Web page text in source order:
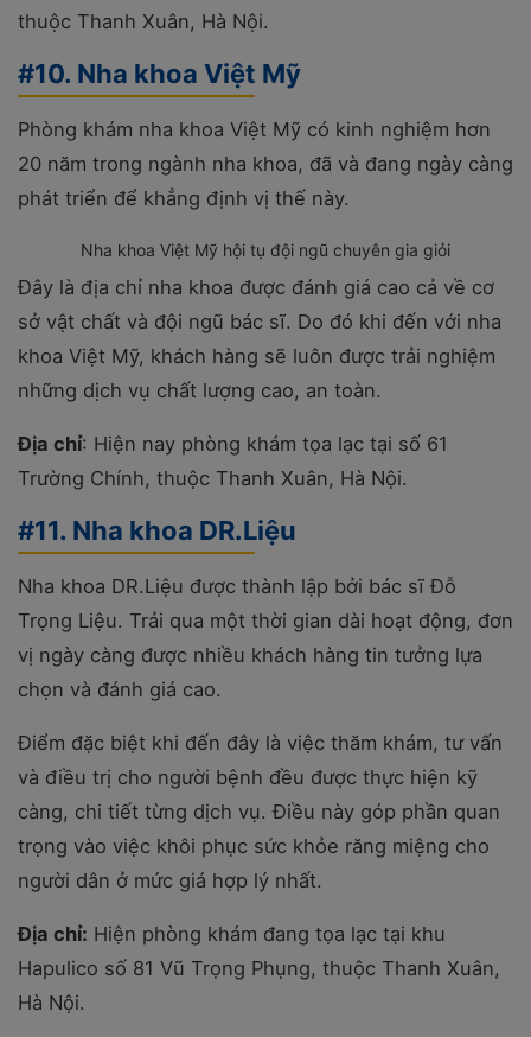
thuộc Thanh Xuân, Hà Nội.
#10. Nha khoa Việt Mỹ
Phòng khám nha khoa Việt Mỹ có kinh nghiệm hơn
20 năm trong ngành nha khoa, đã và đang ngày càng
phát triển để khẳng định vị thế này.
Nha khoa Việt Mỹ hội tụ đội ngũ chuyên gia giỏi
Đây là địa chỉ nha khoa được đánh giá cao cả về cơ
sở vật chất và đội ngũ bác sĩ. Do đó khi đến với nha
khoa Việt Mỹ, khách hàng sẽ luôn được trải nghiệm
những dịch vụ chất lượng cao, an toàn.
Địa chỉ: Hiện nay phòng khám tọa lạc tại số 61
Trường Chính, thuộc Thanh Xuân, Hà Nội.
#11. Nha khoa DR.Liệu
Nha khoa DR.Liệu được thành lập bởi bác sĩ Đỗ
Trọng Liệu. Trải qua một thời gian dài hoạt động, đơn
vị ngày càng được nhiều khách hàng tin tưởng lựa
chọn và đánh giá cao.
Điểm đặc biệt khi đến đây là việc thăm khám, tư vấn
và điều trị cho người bệnh đều được thực hiện kỹ
càng, chi tiết từng dịch vụ. Điều này góp phần quan
trọng vào việc khôi phục sức khỏe răng miệng cho
người dân ở mức giá hợp lý nhất.
Địa chỉ: Hiện phòng khám đang tọa lạc tại khu
Hapulico số 81 Vũ Trọng Phụng, thuộc Thanh Xuân,
Hà Nội.